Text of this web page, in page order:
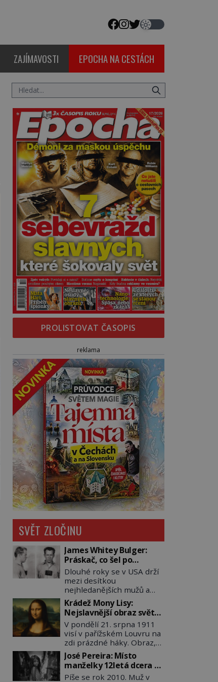
ZAJÍMAVOSTI EPOCHA NA CESTÁCH
PROLISTOVAT ČASOPIS
reklama
SVĚT ZLOČINU
James Whitey Bulger:
Práskač, co šel po
práskačích
Dlouhé roky se v USA drží
mezi desítkou
nejhledanějších mužů a
dopracuje to až na číslo
dvě – hned po Usámovi bin
Ládinovi (1957–2011). To je
James „Whitey“ Bulger
(1929–2018) viněný ze
spoluúčasti na 19
vraždách, vydírání a lichvy.
A samozřejmě, krom toho
je ještě drogový dealer,
Krádež Mony Lisy:
Nejslavnější obraz světa
zůstane dva roky
nezvěstný
V pondělí 21. srpna 1911
visí v pařížském Louvru na
zdi prázdné háky. Obraz,
který dnes zná celý svět, je
pryč. Zpočátku si nikdo
nemyslí, že jde o krádež.
Zaměstnanci jsou
José Pereira: Místo
manželky 12letá dcera –
a sousedi o všem vědí!
Píše se rok 2010. Muž v